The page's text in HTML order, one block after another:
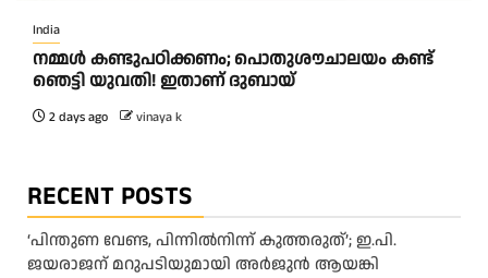
India
നമ്മൾ കണ്ടുപഠിക്കണം; പൊതുശൗചാലയം കണ്ട്
ഞെട്ടി യുവതി! ഇതാണ് ദുബായ്
2 days ago vinaya k
RECENT POSTS
‘പിന്തുണ വേണ്ട, പിന്നിൽനിന്ന് കുത്തരുത്’; ഇ.പി.
ജയരാജന് മറുപടിയുമായി അർജുൻ ആയങ്കി